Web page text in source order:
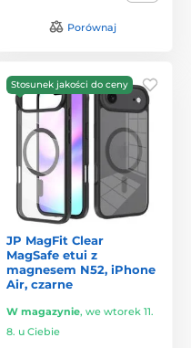
Porównaj
Stosunek jakości do ceny
JP MagFit Clear
MagSafe etui z
magnesem N52, iPhone
Air, czarne
W magazynie, we wtorek 11.
8. u Ciebie